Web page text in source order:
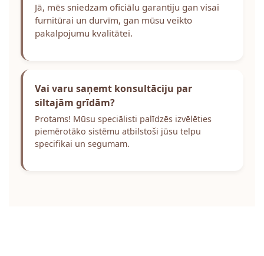
Jā, mēs sniedzam oficiālu garantiju gan visai
furnitūrai un durvīm, gan mūsu veikto
pakalpojumu kvalitātei.
Vai varu saņemt konsultāciju par
siltajām grīdām?
Protams! Mūsu speciālisti palīdzēs izvēlēties
piemērotāko sistēmu atbilstoši jūsu telpu
specifikai un segumam.